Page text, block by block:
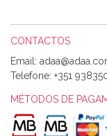
Olá boa Noite.
obrigada pelo
de bordar e não sei
CONTACTOS
Email:
Telefone: +351
MÉTODOS DE